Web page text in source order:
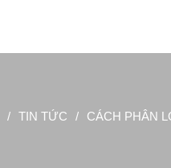
/ TIN TỨC / CÁCH PHÂN